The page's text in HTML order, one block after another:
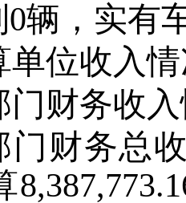
0辆，实有
单位收入
门财务收
门财务总